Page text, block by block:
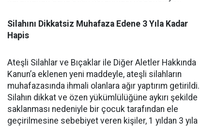
Silahını Dikkatsiz Muhafaza Edene 3 Yıla Kadar
Hapis
Ateşli Silahlar ve Bıçaklar ile Diğer Aletler Hakkında
Kanun’a eklenen yeni maddeyle, ateşli silahların
muhafazasında ihmali olanlara ağır yaptırım getirildi.
Silahın dikkat ve özen yükümlülüğüne aykırı şekilde
saklanması nedeniyle bir çocuk tarafından ele
geçirilmesine sebebiyet veren kişiler, 1 yıldan 3 yıla